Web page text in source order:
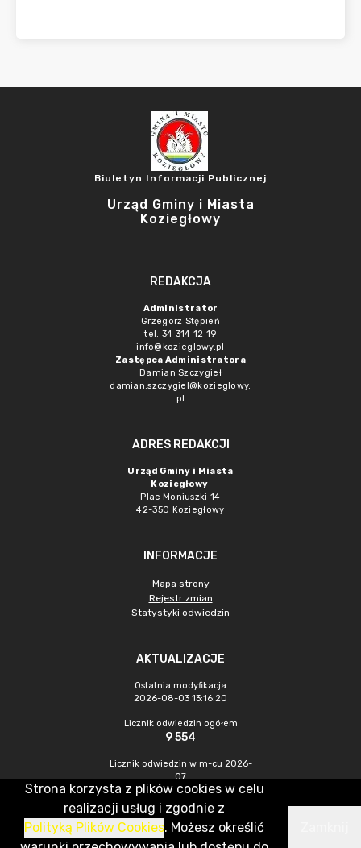
Biuletyn Informacji Publicznej
Urząd Gminy i Miasta
Koziegłowy
REDAKCJA
Administrator
Grzegorz Stępień
tel. 34 314 12 19
info@kozieglowy.pl
Zastępca Administratora
Damian Szczygieł
damian.szczygiel@kozieglowy.
pl
ADRES REDAKCJI
Urząd Gminy i Miasta
Koziegłowy
Plac Moniuszki 14
42-350 Koziegłowy
INFORMACJE
Mapa strony
Rejestr zmian
Statystyki odwiedzin
AKTUALIZACJE
Ostatnia modyfikacja
2026-08-03 13:16:20
Licznik odwiedzin ogółem
9 554
Licznik odwiedzin w m-cu 2026-
07
396
CMS & Hosting: Nefeni Sp. z o.o.
Strona korzysta z plików cookies w celu
realizacji usług i zgodnie z
Polityką Plików Cookies. Możesz określić